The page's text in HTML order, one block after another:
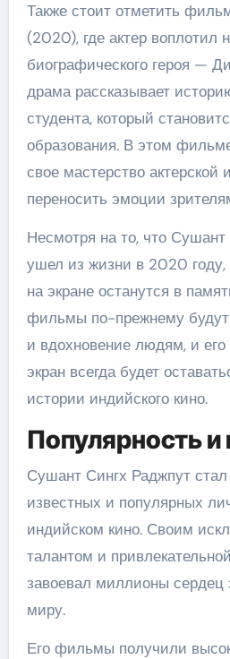
Также стоит отметить
(2020), где актер воплотил
биографического героя —
драма рассказывает
студента, который
образования. В этом
свое мастерство актерской
переносить эмоции
Несмотря на то, что
ушел из жизни в 2020 году,
на экране останутся в
фильмы по-прежнему будут
и вдохновение людям, и
экран всегда будет
истории индийского кино.
Популярность и
Сушант Сингх Раджпут
известных и популярных
индийском кино. Своим
талантом и
завоевал миллионы сердец
миру.
Его фильмы получили